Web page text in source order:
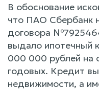
В обоснование
что ПАО Сбербанк
договора
выдало ипотечный
000 000 рублей на
годовых. Кредит
недвижимости, а